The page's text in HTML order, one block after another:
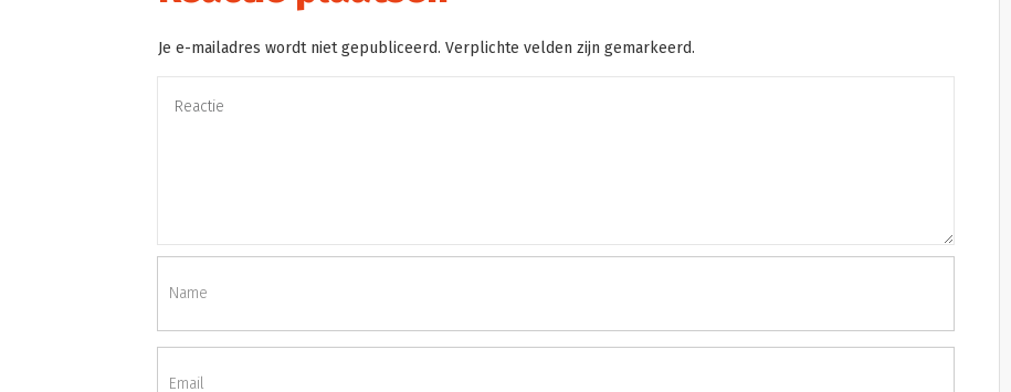
Je e-mailadres wordt niet gepubliceerd. Verplichte velden zijn gemarkeerd.